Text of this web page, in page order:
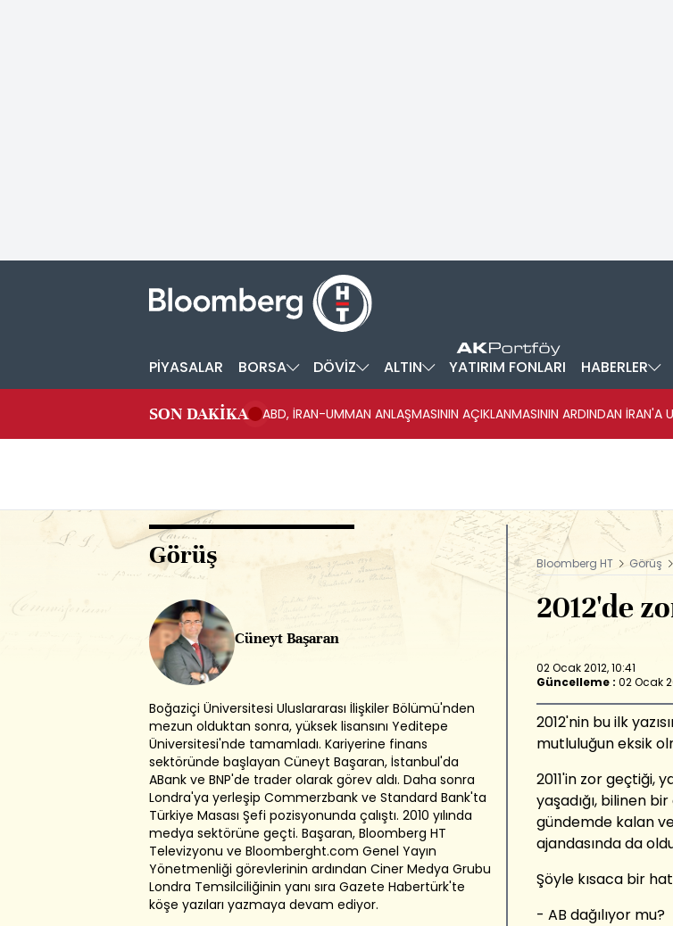
PİYASALAR BORSA DÖVİZ ALTIN YATIRIM FONLARI HABERLER
SON DAKİKA ABD, İRAN-UMMAN ANLAŞMASININ AÇIKLANMASININ ARDINDAN İRAN'A
Görüş
Cüneyt Başaran
Boğaziçi Üniversitesi Uluslararası İlişkiler Bölümü'nden
mezun olduktan sonra, yüksek lisansını Yeditepe
Üniversitesi'nde tamamladı. Kariyerine finans
sektöründe başlayan Cüneyt Başaran, İstanbul'da
ABank ve BNP'de trader olarak görev aldı. Daha sonra
Londra'ya yerleşip Commerzbank ve Standard Bank'ta
Türkiye Masası Şefi pozisyonunda çalıştı. 2010 yılında
medya sektörüne geçti. Başaran, Bloomberg HT
Televizyonu ve Bloomberght.com Genel Yayın
Yönetmenliği görevlerinin ardından Ciner Medya Grubu
Londra Temsilciliğinin yanı sıra Gazete Habertürk'te
köşe yazıları yazmaya devam ediyor.
Bloomberg HT Görüş
2012'de
02 Ocak 2012, 10:41
Güncelleme : 02 Ocak
2012'nin bu ilk
mutluluğun eksik
2011'in zor geçtiği,
yaşadığı, bilinen
gündemde kalan
ajandasında da
Şöyle kısaca bir
- AB dağılıyor mu?